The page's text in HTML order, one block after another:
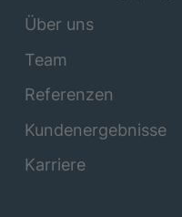
Über uns
Team
Referenzen
Kundenergebnisse
Karriere